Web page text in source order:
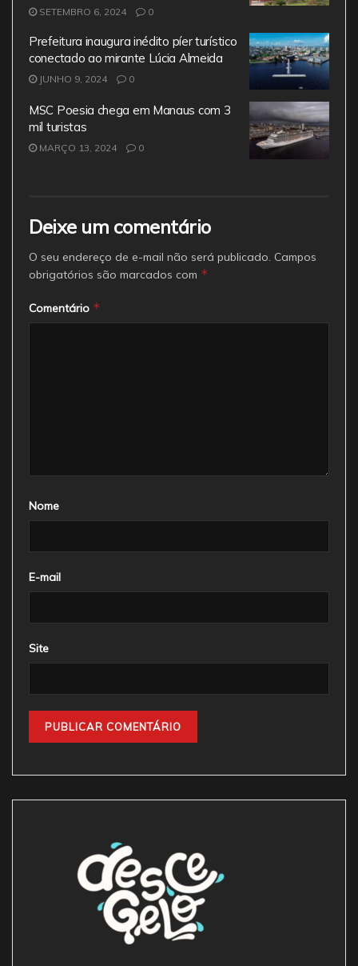
SETEMBRO 6, 2024 0
Prefeitura inaugura inédito píer turístico
conectado ao mirante Lúcia Almeida
JUNHO 9, 2024 0
MSC Poesia chega em Manaus com 3
mil turistas
MARÇO 13, 2024 0
Deixe um comentário
O seu endereço de e-mail não será publicado. Campos
obrigatórios são marcados com *
Comentário *
Nome
E-mail
Site